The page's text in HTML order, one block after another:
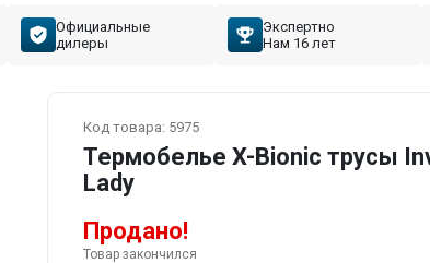
Официальные
дилеры
Экспертно
Нам 16 лет
Код товара: 5975
Термобелье X-Bionic трусы
Lady
Продано!
Товар закончился